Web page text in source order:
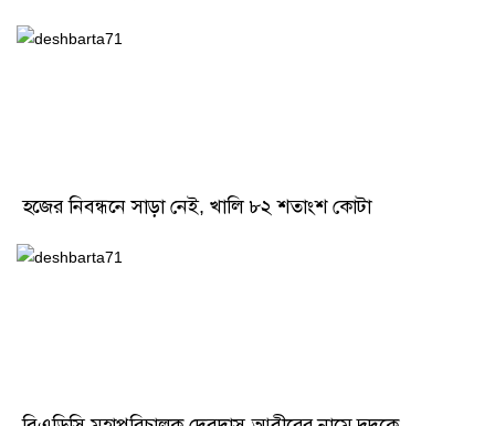
হজের নিবন্ধনে সাড়া নেই, খালি ৮২ শতাংশ কোটা